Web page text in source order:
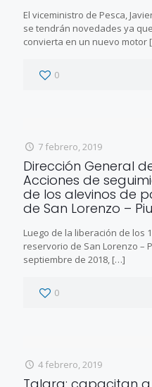
El viceministro de Pesca,
se tendrán novedades ya
convierta en un nuevo motor
0
7 febrero, 2019
Dirección General
Acciones de
de los alevinos de
de San Lorenzo –
Luego de la liberación de los
reservorio de San Lorenzo –
septiembre de 2018, […]
0
4 febrero, 2019